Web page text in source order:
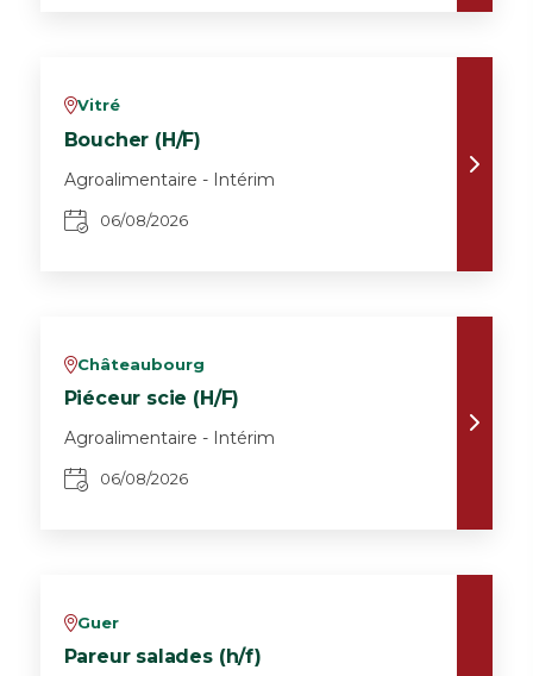
vVitré
Boucher (H/F)
Agroalimentaire - Intérim
06/08/2026
vChâteaubourg
Piéceur scie (H/F)
Agroalimentaire - Intérim
06/08/2026
vGuer
Pareur salades (h/f)